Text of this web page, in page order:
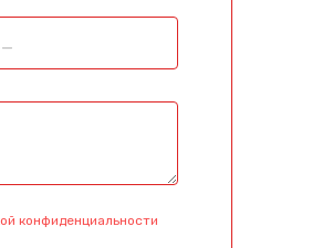
конфиденциальности